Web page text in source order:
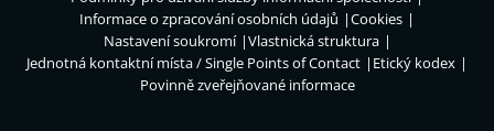
Informace o zpracování osobních údajů
Cookies
Nastavení soukromí
Vlastnická struktura
Jednotná kontaktní místa / Single Points of Contact
Etický kodex
Povinně zveřejňované informace